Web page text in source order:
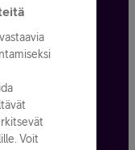
Voit